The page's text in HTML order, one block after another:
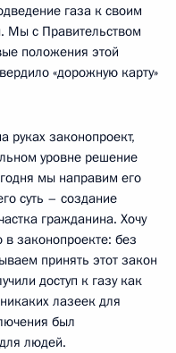
газа к своим
Мы с Правительством
положения этой
«дорожную карту»
руках законопроект,
уровне решение
мы направим его
суть – создание
гражданина. Хочу
в законопроекте: без
принять этот закон
доступ к газу как
лазеек для
был
людей.